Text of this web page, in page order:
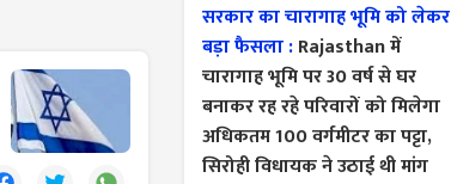
सरकार का चारागाह भूमि को लेकर
बड़ा फैसला :Rajasthan में
चारागाह भूमि पर 30 वर्ष से घर
बनाकर रह रहे परिवारों को मिलेगा
अधिकतम 100 वर्गमीटर का पट्टा,
सिरोही विधायक ने उठाई थी मांग